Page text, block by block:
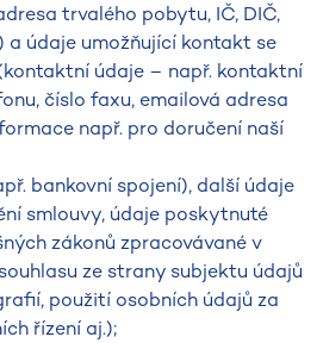
trvalého pobytu, IČ, DIČ,
a údaje umožňující kontakt se
údaje – např. kontaktní
číslo faxu, emailová adresa
např. pro doručení naší
bankovní spojení), další údaje
smlouvy, údaje poskytnuté
zákonů zpracovávané v
ze strany subjektu údajů
použití osobních údajů za
řízení aj.);